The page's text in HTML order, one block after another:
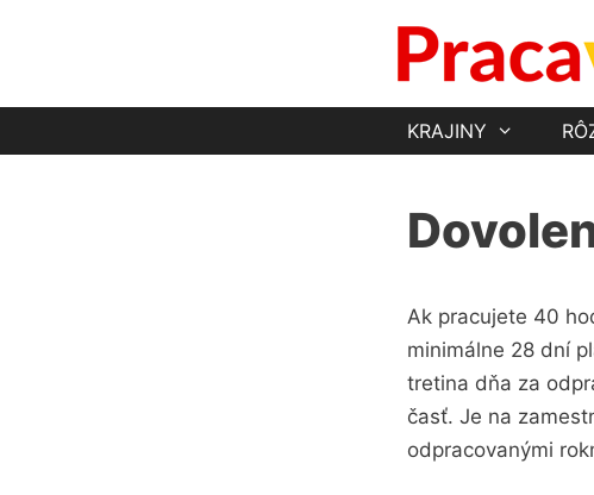
KRAJINY
Ak pracujete 40
minimálne 28 dní
tretina dňa za
časť. Je na
odpracovanými